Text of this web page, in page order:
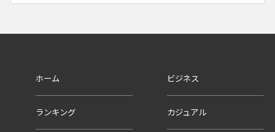
ホーム
ランキング
ビジネス
カジュアル